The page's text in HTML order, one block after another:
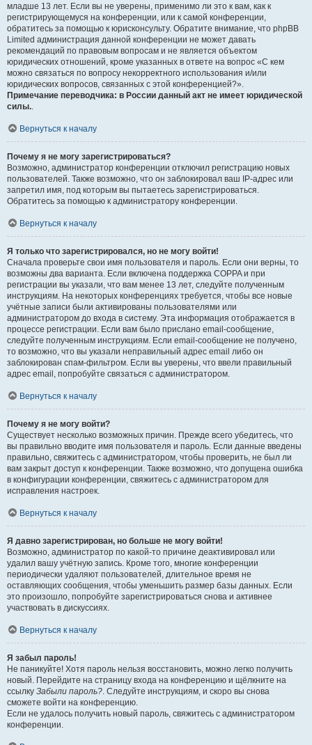
младше 13 лет. Если вы не уверены, применимо ли это к вам, как к
регистрирующемуся на конференции, или к самой конференции,
обратитесь за помощью к юрисконсульту. Обратите внимание, что phpBB
Limited администрация данной конференции не может давать
рекомендаций по правовым вопросам и не является объектом
юридических отношений, кроме указанных в ответе на вопрос «С кем
можно связаться по вопросу некорректного использования и/или
юридических вопросов, связанных с этой конференцией?».
Примечание переводчика: в России данный акт не имеет юридической
силы..
Вернуться к началу
Почему я не могу зарегистрироваться?
Возможно, администратор конференции отключил регистрацию новых
пользователей. Также возможно, что он заблокировал ваш IP-адрес или
запретил имя, под которым вы пытаетесь зарегистрироваться.
Обратитесь за помощью к администратору конференции.
Вернуться к началу
Я только что зарегистрировался, но не могу войти!
Сначала проверьте свои имя пользователя и пароль. Если они верны, то
возможны два варианта. Если включена поддержка COPPA и при
регистрации вы указали, что вам менее 13 лет, следуйте полученным
инструкциям. На некоторых конференциях требуется, чтобы все новые
учётные записи были активированы пользователями или
администратором до входа в систему. Эта информация отображается в
процессе регистрации. Если вам было прислано email-сообщение,
следуйте полученным инструкциям. Если email-сообщение не получено,
то возможно, что вы указали неправильный адрес email либо он
заблокирован спам-фильтром. Если вы уверены, что ввели правильный
адрес email, попробуйте связаться с администратором.
Вернуться к началу
Почему я не могу войти?
Существует несколько возможных причин. Прежде всего убедитесь, что
вы правильно вводите имя пользователя и пароль. Если данные введены
правильно, свяжитесь с администратором, чтобы проверить, не был ли
вам закрыт доступ к конференции. Также возможно, что допущена ошибка
в конфигурации конференции, свяжитесь с администратором для
исправления настроек.
Вернуться к началу
Я давно зарегистрирован, но больше не могу войти!
Возможно, администратор по какой-то причине деактивировал или
удалил вашу учётную запись. Кроме того, многие конференции
периодически удаляют пользователей, длительное время не
оставляющих сообщения, чтобы уменьшить размер базы данных. Если
это произошло, попробуйте зарегистрироваться снова и активнее
участвовать в дискуссиях.
Вернуться к началу
Я забыл пароль!
Не паникуйте! Хотя пароль нельзя восстановить, можно легко получить
новый. Перейдите на страницу входа на конференцию и щёлкните на
ссылку Забыли пароль?. Следуйте инструкциям, и скоро вы снова
сможете войти на конференцию.
Если не удалось получить новый пароль, свяжитесь с администратором
конференции.